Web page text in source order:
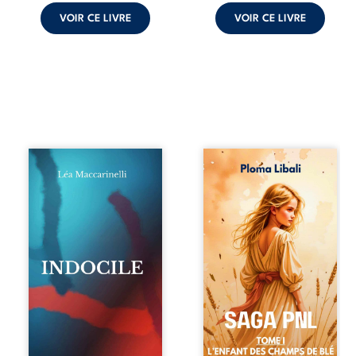
VOIR CE LIVRE VOIR CE LIVRE
Quatre parties.
Quatre refus.
Quatre visages
d’une existence en
friction. Entre les
silences qu’on ne
déchiffre pas, les
amours qu’on
dérange, les corps
qu’on administre
et les liens qu’on
sabote, cet
ouvrage parle à
Autrefois, les
champs d’Atlantis
vibraient sous le
vent et les enfants
couraient dans les
blés. Puis la
couronne plia le
genou, livrant son
peuple à l’ombre
d’Ivorny. À Atove,
Luwel aurait pu
disparaître dans
les ruines de son
destin ; pourtant,